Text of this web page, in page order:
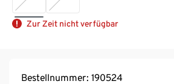
Zur Zeit nicht verfügbar
Bestellnummer: 190524